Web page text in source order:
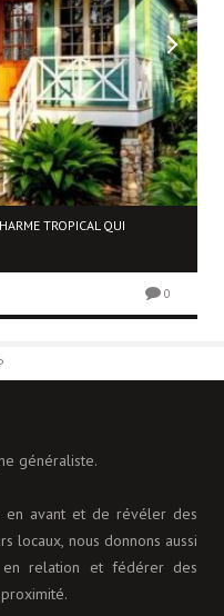
TROPICAL QUI
0
généraliste.
avant et de révéler des
locaux, nous donnons aussi
relation et fédérer des